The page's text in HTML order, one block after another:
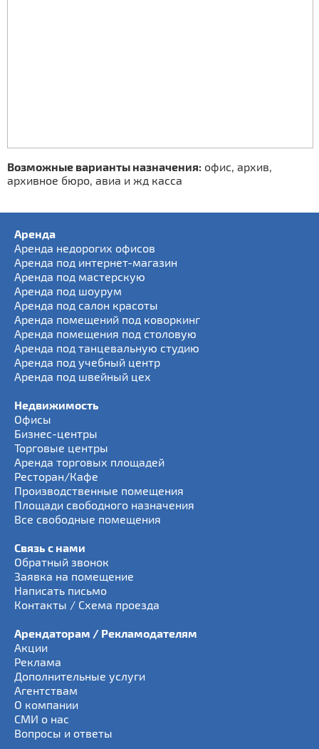
Возможные варианты назначения: офис, архив,
архивное бюро, авиа и жд касса
Аренда
Аренда недорогих офисов
Аренда под интернет-магазин
Аренда под мастерскую
Аренда под шоурум
Аренда под салон красоты
Аренда помещений под коворкинг
Аренда помещения под столовую
Аренда под танцевальную студию
Аренда под учебный центр
Аренда под швейный цех
Недвижимость
Офисы
Бизнес-центры
Торговые центры
Аренда торговых площадей
Ресторан/Кафе
Производственные помещения
Площади свободного назначения
Все свободные помещения
Связь с нами
Обратный звонок
Заявка на помещение
Написать письмо
Контакты / Схема проезда
Арендаторам / Рекламодателям
Акции
Реклама
Дополнительные услуги
Агентствам
О компании
СМИ о нас
Вопросы и ответы